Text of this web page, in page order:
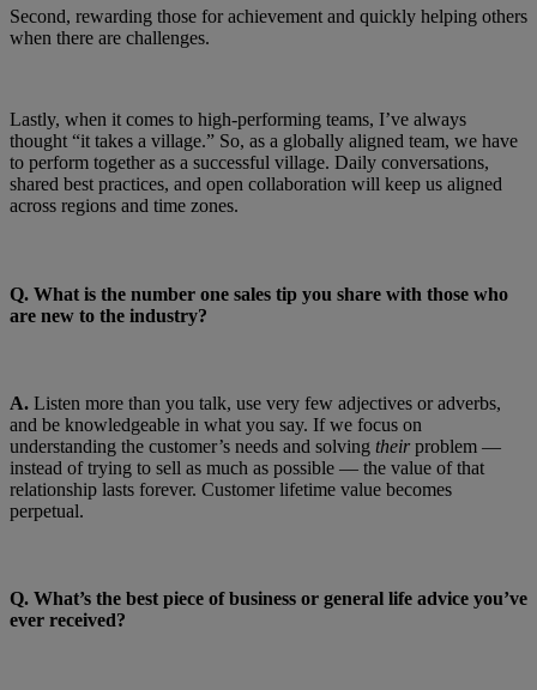
Second, rewarding those for achievement and quickly helping others
when there are challenges.
Lastly, when it comes to high-performing teams, I’ve always
thought “it takes a village.” So, as a globally aligned team, we have
to perform together as a successful village. Daily conversations,
shared best practices, and open collaboration will keep us aligned
across regions and time zones.
Q. What is the number one sales tip you share with those who
are new to the industry?
A. Listen more than you talk, use very few adjectives or adverbs,
and be knowledgeable in what you say. If we focus on
understanding the customer’s needs and solving theirproblem —
instead of trying to sell as much as possible — the value of that
relationship lasts forever. Customer lifetime value becomes
perpetual.
Q. What’s the best piece of business or general life advice you’ve
ever received?